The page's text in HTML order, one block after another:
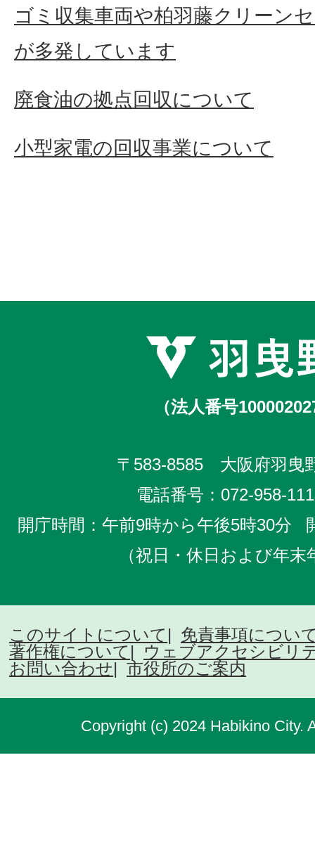
ゴミ収集車両や柏羽藤クリーン
が多発しています
廃食油の拠点回収について
小型家電の回収事業について
（法人番号
〒583-8585 大阪府羽曳
電話番号： 072-958-
開庁時間：午前9時から午後5時30分
（祝日・休日および年
このサイトについて
免責事項につい
著作権について
ウェブアクセシビリ
お問い合わせ
市役所のご案内
Copyright (c) 2024 Habikino City.